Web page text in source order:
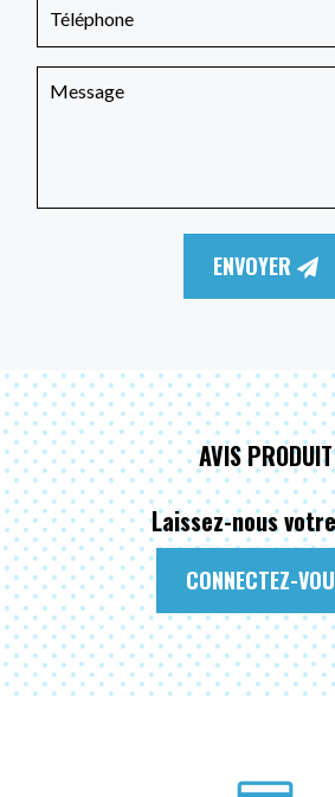
ENVOYER
AVIS PRODUIT
Laissez-nous
CONNECTEZ-